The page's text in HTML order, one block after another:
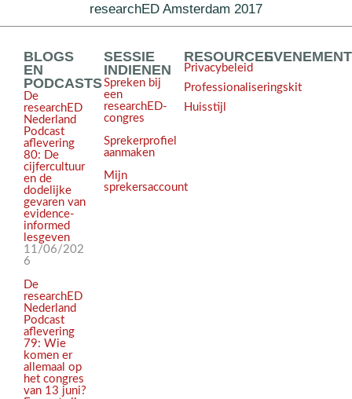
researchED Amsterdam 2017
BLOGS
EN
PODCASTS
De
researchED
Nederland
Podcast
aflevering
80: De
cijfercultuur
en de
dodelijke
gevaren van
evidence-
informed
lesgeven
11/06/202
6
De
researchED
Nederland
Podcast
aflevering
79: Wie
komen er
allemaal op
het congres
van 13 juni?
SESSIE
INDIENEN
Spreken bij
een
researchED-
congres
Sprekerprofiel
aanmaken
Mijn
sprekersaccount
RESOURCES
Privacybeleid
Professionaliseringskit
Huisstijl